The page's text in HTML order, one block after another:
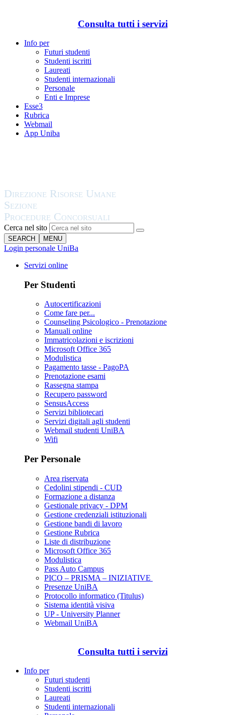
Consulta tutti i servizi
Info per
Futuri studenti
Studenti iscritti
Laureati
Studenti internazionali
Personale
Enti e Imprese
Esse3
Rubrica
Webmail
App Uniba
Cerca nel sito
SEARCH MENU
Login personale UniBa
Servizi online
Per Studenti
Autocertificazioni
Come fare per...
Counseling Psicologico - Prenotazione
Manuali online
Immatricolazioni e iscrizioni
Microsoft Office 365
Modulistica
Pagamento tasse - PagoPA
Prenotazione esami
Rassegna stampa
Recupero password
SensusAccess
Servizi bibliotecari
Servizi digitali agli studenti
Webmail studenti UniBA
Wifi
Per Personale
Area riservata
Cedolini stipendi - CUD
Formazione a distanza
Gestionale privacy - DPM
Gestione credenziali istituzionali
Gestione bandi di lavoro
Gestione Rubrica
Liste di distribuzione
Microsoft Office 365
Modulistica
Pass Auto Campus
PICO – PRISMA – INIZIATIVE
Presenze UniBA
Protocollo informatico (Titulus)
Sistema identità visiva
UP - University Planner
Webmail UniBA
Consulta tutti i servizi
Info per
Futuri studenti
Studenti iscritti
Laureati
Studenti internazionali